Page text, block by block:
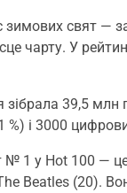
свят —
чарту. У
39,5
%) і 3000
№ 1 у Hot 100 —
Beatles (20).